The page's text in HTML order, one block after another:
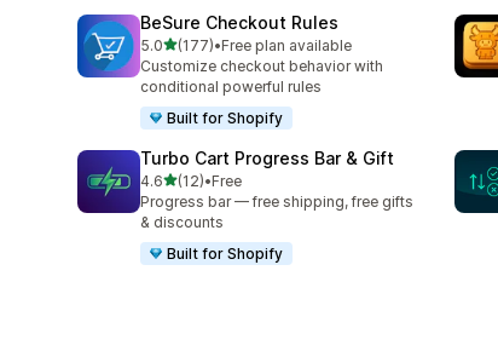
BeSure Checkout Rules
5.0별 5개 중
(177)
총 리뷰 177개
•Free plan available
Customize checkout behavior with
conditional powerful rules
Built for Shopify
Turbo Cart Progress Bar & Gift
4.6별 5개 중
(12)
총 리뷰 12개
•Free
Progress bar — free shipping, free gifts
& discounts
Built for Shopify